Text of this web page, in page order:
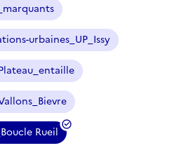
urbaines_UP_Issy
Rueil